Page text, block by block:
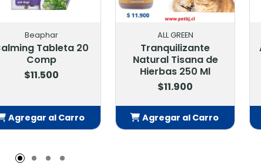
ALL GREEN
Tranquilizante
Natural Tisana de
Hierbas 250 Ml
Agregar al Carro
Adaptil Calm Difusor
+ Repuesto 48 Ml
$36.500
Agregar al Carro